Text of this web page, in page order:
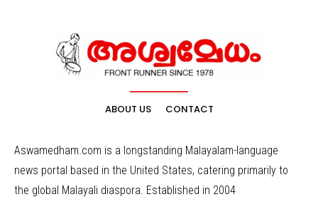
ABOUT US CONTACT
Aswamedham.com is a longstanding Malayalam-language
news portal based in the United States, catering primarily to
the global Malayali diaspora. Established in 2004